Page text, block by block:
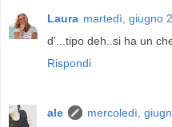
Laura martedì, giugno
d'...tipo deh..si ha un
Rispondi
ale
mercoledì,